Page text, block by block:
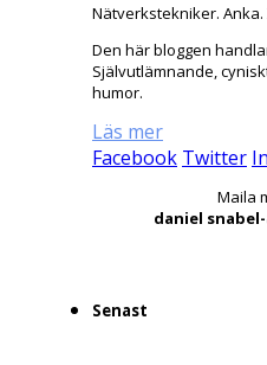
Nätverkstekniker. Anka.
Den här bloggen
Självutlämnande,
humor.
Läs mer
Facebook Twitter
Maila
daniel
Senast